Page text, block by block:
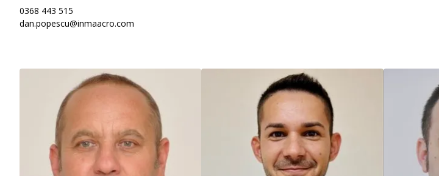
0368 443 515
dan.popescu@inmaacro.com